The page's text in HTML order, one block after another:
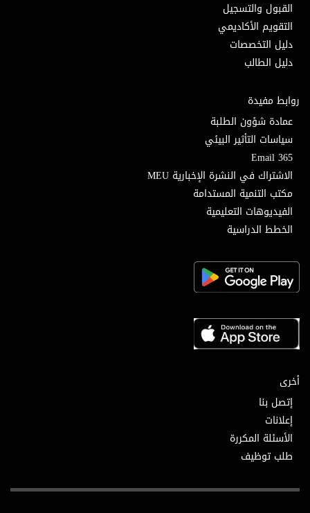
القبول والتسجيل
التقويم الأكاديمي
دليل التخصصات
دليل الطالب
روابط مفيدة
عمادة شؤون الطلبة
سياسات التأثير البيئي
Email 365
الاشتراك في النشرة الإخبارية MEU
مكتب التنمية المستدامة
الفيديوهات التعليمية
الخطط الدراسية
أخرى
إتصل بنا
إعلانات
الأسئلة المكررة
طلب توظيف